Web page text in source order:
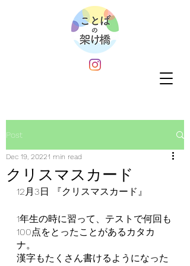
Post
クリスマスカード
Dec 19, 20221 min read
12月3日 『クリスマスカード』
1年生の時に習って、テストで何回も
100点をとったことがあるカタカ
ナ。
漢字もたくさん書けるようになった